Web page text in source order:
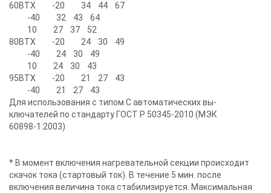
60ВТХ -20 34 44 67
-40 32 43 64
10 27 37 52
80ВТХ -20 24 30 49
-40 24 30 49
10 24 30 43
95ВТХ -20 21 27 43
-40 21 27 43
Для использования с типом С автоматических вы-
ключателей по стандарту ГОСТ Р 50345-2010 (МЭК
60898-1:2003)
* В момент включения нагревательной секции происходит
скачок тока (стартовый ток). В течение 5 мин. после
включения величина тока стабилизируется. Максимальная